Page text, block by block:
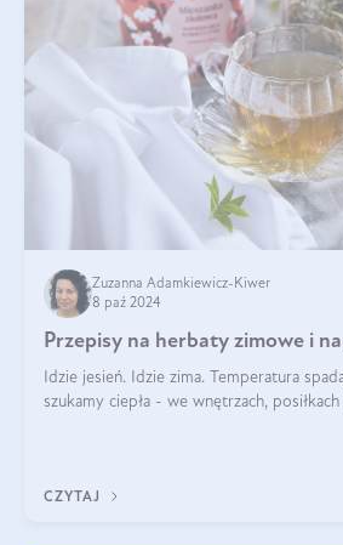
Zuzanna Adamkiewicz-Kiwer
8 paź 2024
Przepisy na herbaty zimowe i
Idzie jesień. Idzie zima. Temperatura
szukamy ciepła - we wnętrzach,
CZYTAJ